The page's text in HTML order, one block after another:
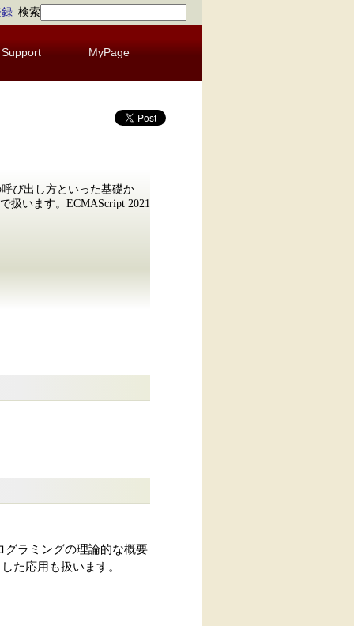
検索
Support MyPage
び出し方といった基礎か
扱います。ECMAScript 2021
グラミングの理論的な概要
た応用も扱います。